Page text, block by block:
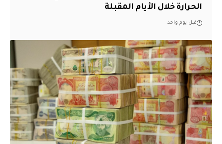
الحرارة خلال الأيام المقبلة
قبل يوم واحد